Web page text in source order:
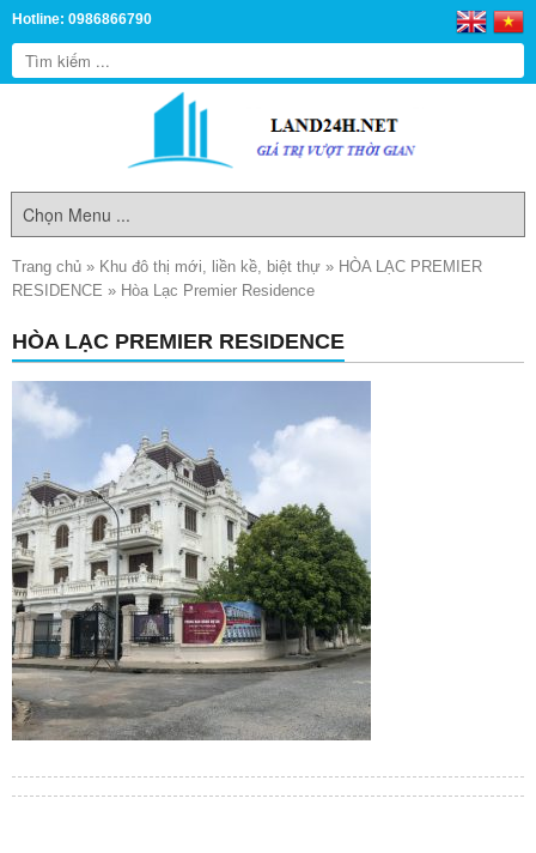
Hotline: 0986866790
Trang chủ » Khu đô thị mới, liền kề, biệt thự » HÒA LẠC PREMIER
RESIDENCE » Hòa Lạc Premier Residence
HÒA LẠC PREMIER RESIDENCE